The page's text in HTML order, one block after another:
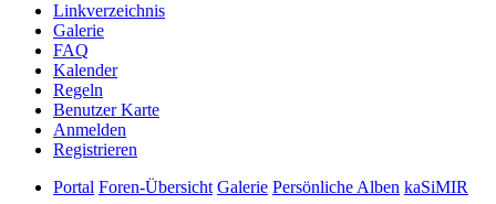
Linkverzeichnis
Galerie
FAQ
Kalender
Regeln
Benutzer Karte
Anmelden
Registrieren
Portal Foren-Übersicht Galerie Persönliche Alben kaSiMIR